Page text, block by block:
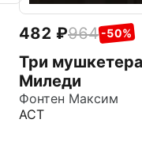
482 964 -50%
Три
Миледи
Фонтен Максим
АСТ